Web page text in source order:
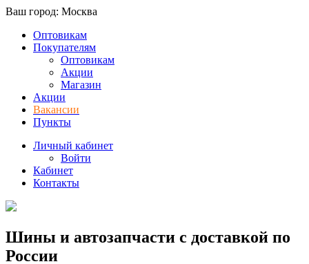
Ваш город: Москва
Оптовикам
Покупателям
Оптовикам
Акции
Магазин
Акции
Вакансии
Пункты
Личный кабинет
Войти
Кабинет
Контакты
Шины и автозапчасти с доставкой по
России